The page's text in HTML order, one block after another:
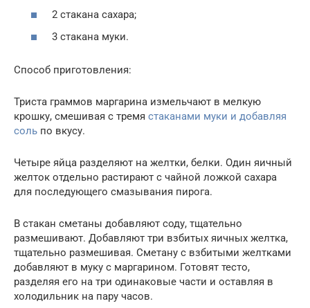
2 стакана сахара;
3 стакана муки.
Способ приготовления:
Триста граммов маргарина измельчают в мелкую
крошку, смешивая с тремя стаканами муки и добавляя
соль по вкусу.
Четыре яйца разделяют на желтки, белки. Один яичный
желток отдельно растирают с чайной ложкой сахара
для последующего смазывания пирога.
В стакан сметаны добавляют соду, тщательно
размешивают. Добавляют три взбитых яичных желтка,
тщательно размешивая. Сметану с взбитыми желтками
добавляют в муку с маргарином. Готовят тесто,
разделяя его на три одинаковые части и оставляя в
холодильник на пару часов.